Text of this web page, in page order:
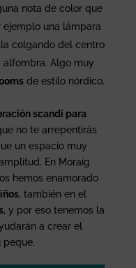
nota de color que
una lámpara
colgando del centro
alfombra. Algo muy
de estilo nórdico.
scandi para
no te arrepentirás
un espacio muy
En Moraig
hemos enamorado
, también en el
, y por eso tenemos la
a crear el
peque.